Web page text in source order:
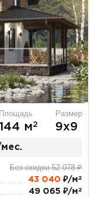
Площадь
144 м2
Размер
9х9
Без скидки 52 078 ₽
43 040 ₽/м 2
49 065 ₽/м 2